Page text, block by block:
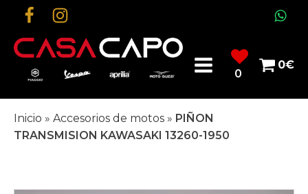
0
0€
Inicio » Accesorios de motos » PIÑON
TRANSMISION KAWASAKI 13260-1950